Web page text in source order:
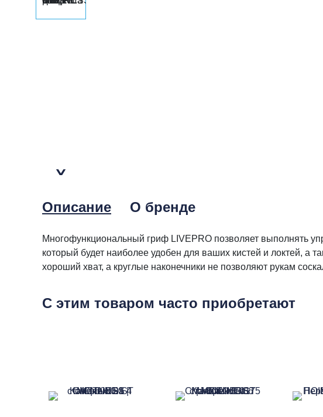
Описание О бренде
Многофункциональный гриф LIVEPRO позволяет выполнять
который будет наиболее удобен для ваших кистей и локтей, а
хороший хват, а круглые наконечники не позволяют рукам
С этим товаром часто приобретают